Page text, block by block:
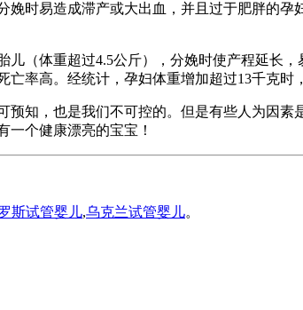
时易造成滞产或大出血，并且过于肥胖的
（体重超过4.5公斤），分娩时使产程延长
率高。经统计，孕妇体重增加超过13千克时
知，也是我们不可控的。但是有些人为因
一个健康漂亮的宝宝！
斯试管婴儿,乌克兰试管婴儿。